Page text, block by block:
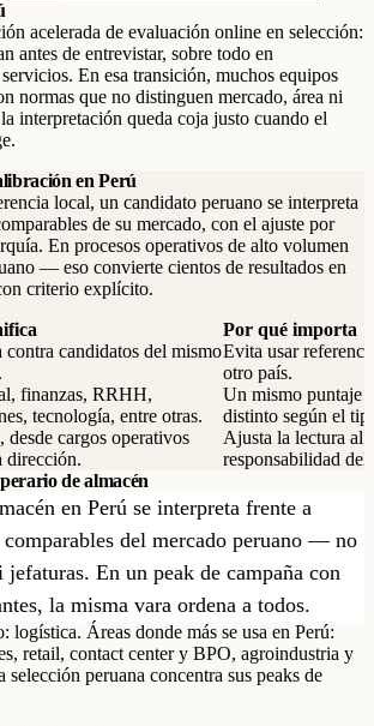
acelerada de evaluación online en selección:
antes de entrevistar, sobre todo en
En esa transición, muchos equipos
normas que no distinguen mercado, área ni
interpretación queda coja justo cuando el
en Perú
local, un candidato peruano se interpreta
de su mercado, con el ajuste por
En procesos operativos de alto volumen
— eso convierte cientos de resultados en
criterio explícito.
Por qué importa
contra candidatos del mismoEvita usar
otro país.
finanzas, RRHH,
tecnología, entre otras.
Un mismo puntaje
distinto según el
desde cargos operativos
dirección.
Ajusta la lectura al
responsabilidad del
de almacén
en Perú se interpreta frente a
comparables del mercado peruano — no
jefaturas. En un peak de campaña con
la misma vara ordena a todos.
logística. Áreas donde más se usa en Perú:
retail, contact center y BPO, agroindustria y
peruana concentra sus peaks de